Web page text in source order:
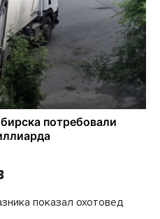
показал охотовед